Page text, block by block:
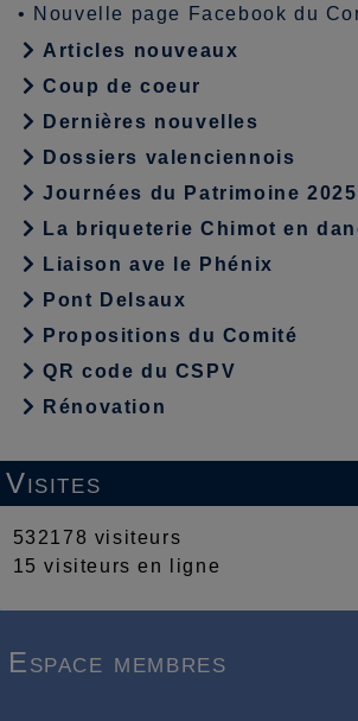
• Nouvelle page Facebook du
Articles nouveaux
Coup de coeur
Dernières nouvelles
Dossiers valenciennois
Journées du Patrimoine 2025
La briqueterie Chimot en
Liaison ave le Phénix
Pont Delsaux
Propositions du Comité
QR code du CSPV
Rénovation
Visites
532178 visiteurs
15 visiteurs en ligne
Espace membres